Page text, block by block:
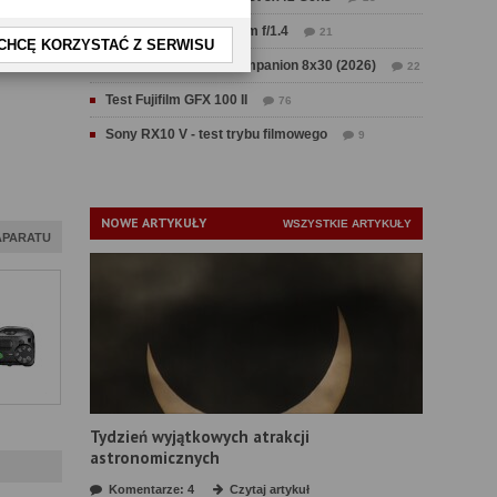
KORZYSTAĆ Z SERWISU
Test Sirui Aurora 35 mm f/1.4 21
Test Swarovski CL Companion 8x30 (2026) 22
Test Fujifilm GFX 100 II 76
Sony RX10 V - test trybu filmowego 9
NOWE ARTYKUŁY WSZYSTKIE ARTYKUŁY
Tydzień wyjątkowych atrakcji
astronomicznych
Komentarze: 4 Czytaj artykuł